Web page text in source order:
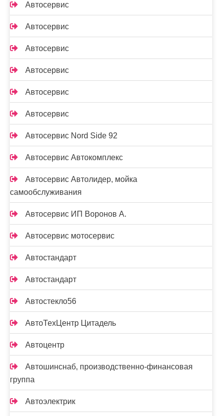
Автосервис
Автосервис
Автосервис
Автосервис
Автосервис
Автосервис
Автосервис Nord Side 92
Автосервис Автокомплекс
Автосервис Автолидер, мойка
самообслуживания
Автосервис ИП Воронов А.
Автосервис мотосервис
Автостандарт
Автостандарт
Автостекло56
АвтоТехЦентр Цитадель
Автоцентр
Автошинснаб, производственно-финансовая
группа
Автоэлектрик